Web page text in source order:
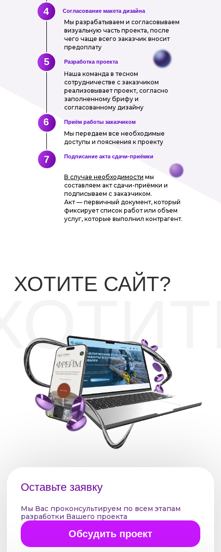
Согласование макета дизайна
Мы разрабатываем и согласовываем
визуальную часть проекта, после
чего чаще всего заказчик вносит
предоплату
4
Разработка проекта
Наша команда в тесном
сотрудничестве с заказчиком
реализовывает проект, согласно
заполненному брифу и
согласованному дизайну
Приём работы заказчиком
Мы передаем все необходимые
доступы и пояснения к проекту
5
7
6
Подписание акта сдачи-приёмки
В случае необходимости мы
составляем акт сдачи-приёмки и
подписываем с заказчиком.
Акт — первичный документ, который
фиксирует список работ или объем
услуг, которые выполнил контрагент.